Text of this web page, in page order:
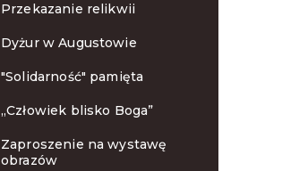
Przekazanie relikwii
Dyżur w Augustowie
"Solidarność" pamięta
„Człowiek blisko Boga”
Zaproszenie na wystawę
obrazów